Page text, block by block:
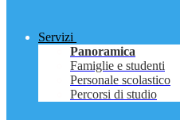
Servizi
Panoramica
Famiglie e studenti
Personale scolastico
Percorsi di studio